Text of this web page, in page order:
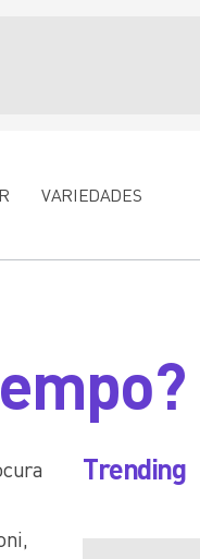
VARIEDADES
Trending